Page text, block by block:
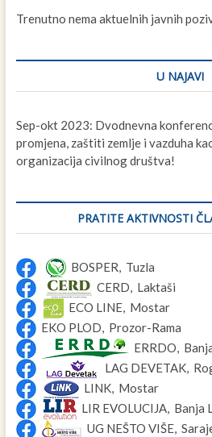
Trenutno nema aktuelnih javnih
U NAJAVI
Sep-okt 2023: Dvodnevna
promjena, zaštiti zemlje i vazduha
organizacija civilnog društva!
PRATITE AKTIVNOSTI
BOSPER, Tuzla
CERD, Laktaši
ECO LINE, Mostar
EKO PLOD, Prozor-Rama
ERRDO,
LAG DEVETAK,
LINK, Mostar
LIR EVOLUCIJA, Banja
UG NEŠTO VIŠE,